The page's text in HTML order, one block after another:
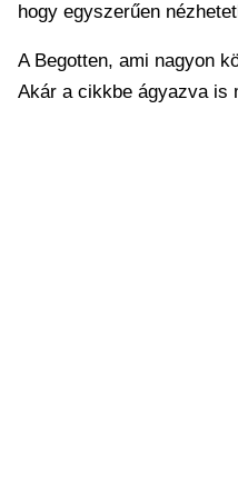
hogy egyszerűen
A Begotten, ami nagyon
Akár a cikkbe ágyazva is